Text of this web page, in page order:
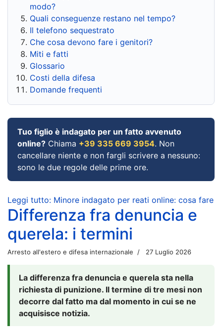
modo?
Quali conseguenze restano nel tempo?
Il telefono sequestrato
Che cosa devono fare i genitori?
Miti e fatti
Glossario
Costi della difesa
Domande frequenti
Tuo figlio è indagato per un fatto avvenuto
online? Chiama +39 335 669 3954. Non
cancellare niente e non fargli scrivere a nessuno:
sono le due regole delle prime ore.
Leggi tutto: Minore indagato per reati online: cosa fare
Differenza fra denuncia e
querela: i termini
Arresto all'estero e difesa internazionale 27 Luglio 2026
La differenza fra denuncia e querela sta nella
richiesta di punizione. Il termine di tre mesi non
decorre dal fatto ma dal momento in cui se ne
acquisisce notizia.